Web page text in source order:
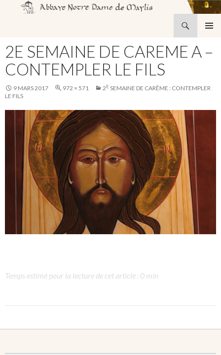
AU
CONTENU
2E SEMAINE DE CAREME A –
CONTEMPLER LE FILS
9 MARS 2017 972 × 571 2E SEMAINE DE CARÊME : CONTEMPLER
LE FILS
Temps estimé pour la lecture de cet article : 0 min